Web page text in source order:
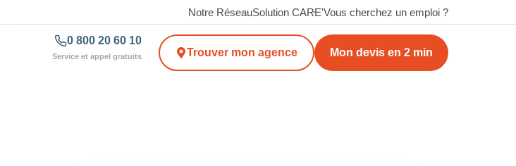
Notre RéseauSolution CARE'Vous cherchez un emploi ?
0 800 20 60 10
Service et appel gratuits Trouver mon agence Mon devis en 2 min